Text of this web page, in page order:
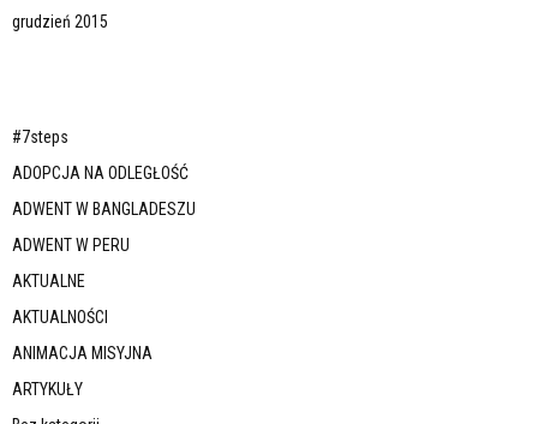
grudzień 2015
#7steps
ADOPCJA NA ODLEGŁOŚĆ
ADWENT W BANGLADESZU
ADWENT W PERU
AKTUALNE
AKTUALNOŚCI
ANIMACJA MISYJNA
ARTYKUŁY